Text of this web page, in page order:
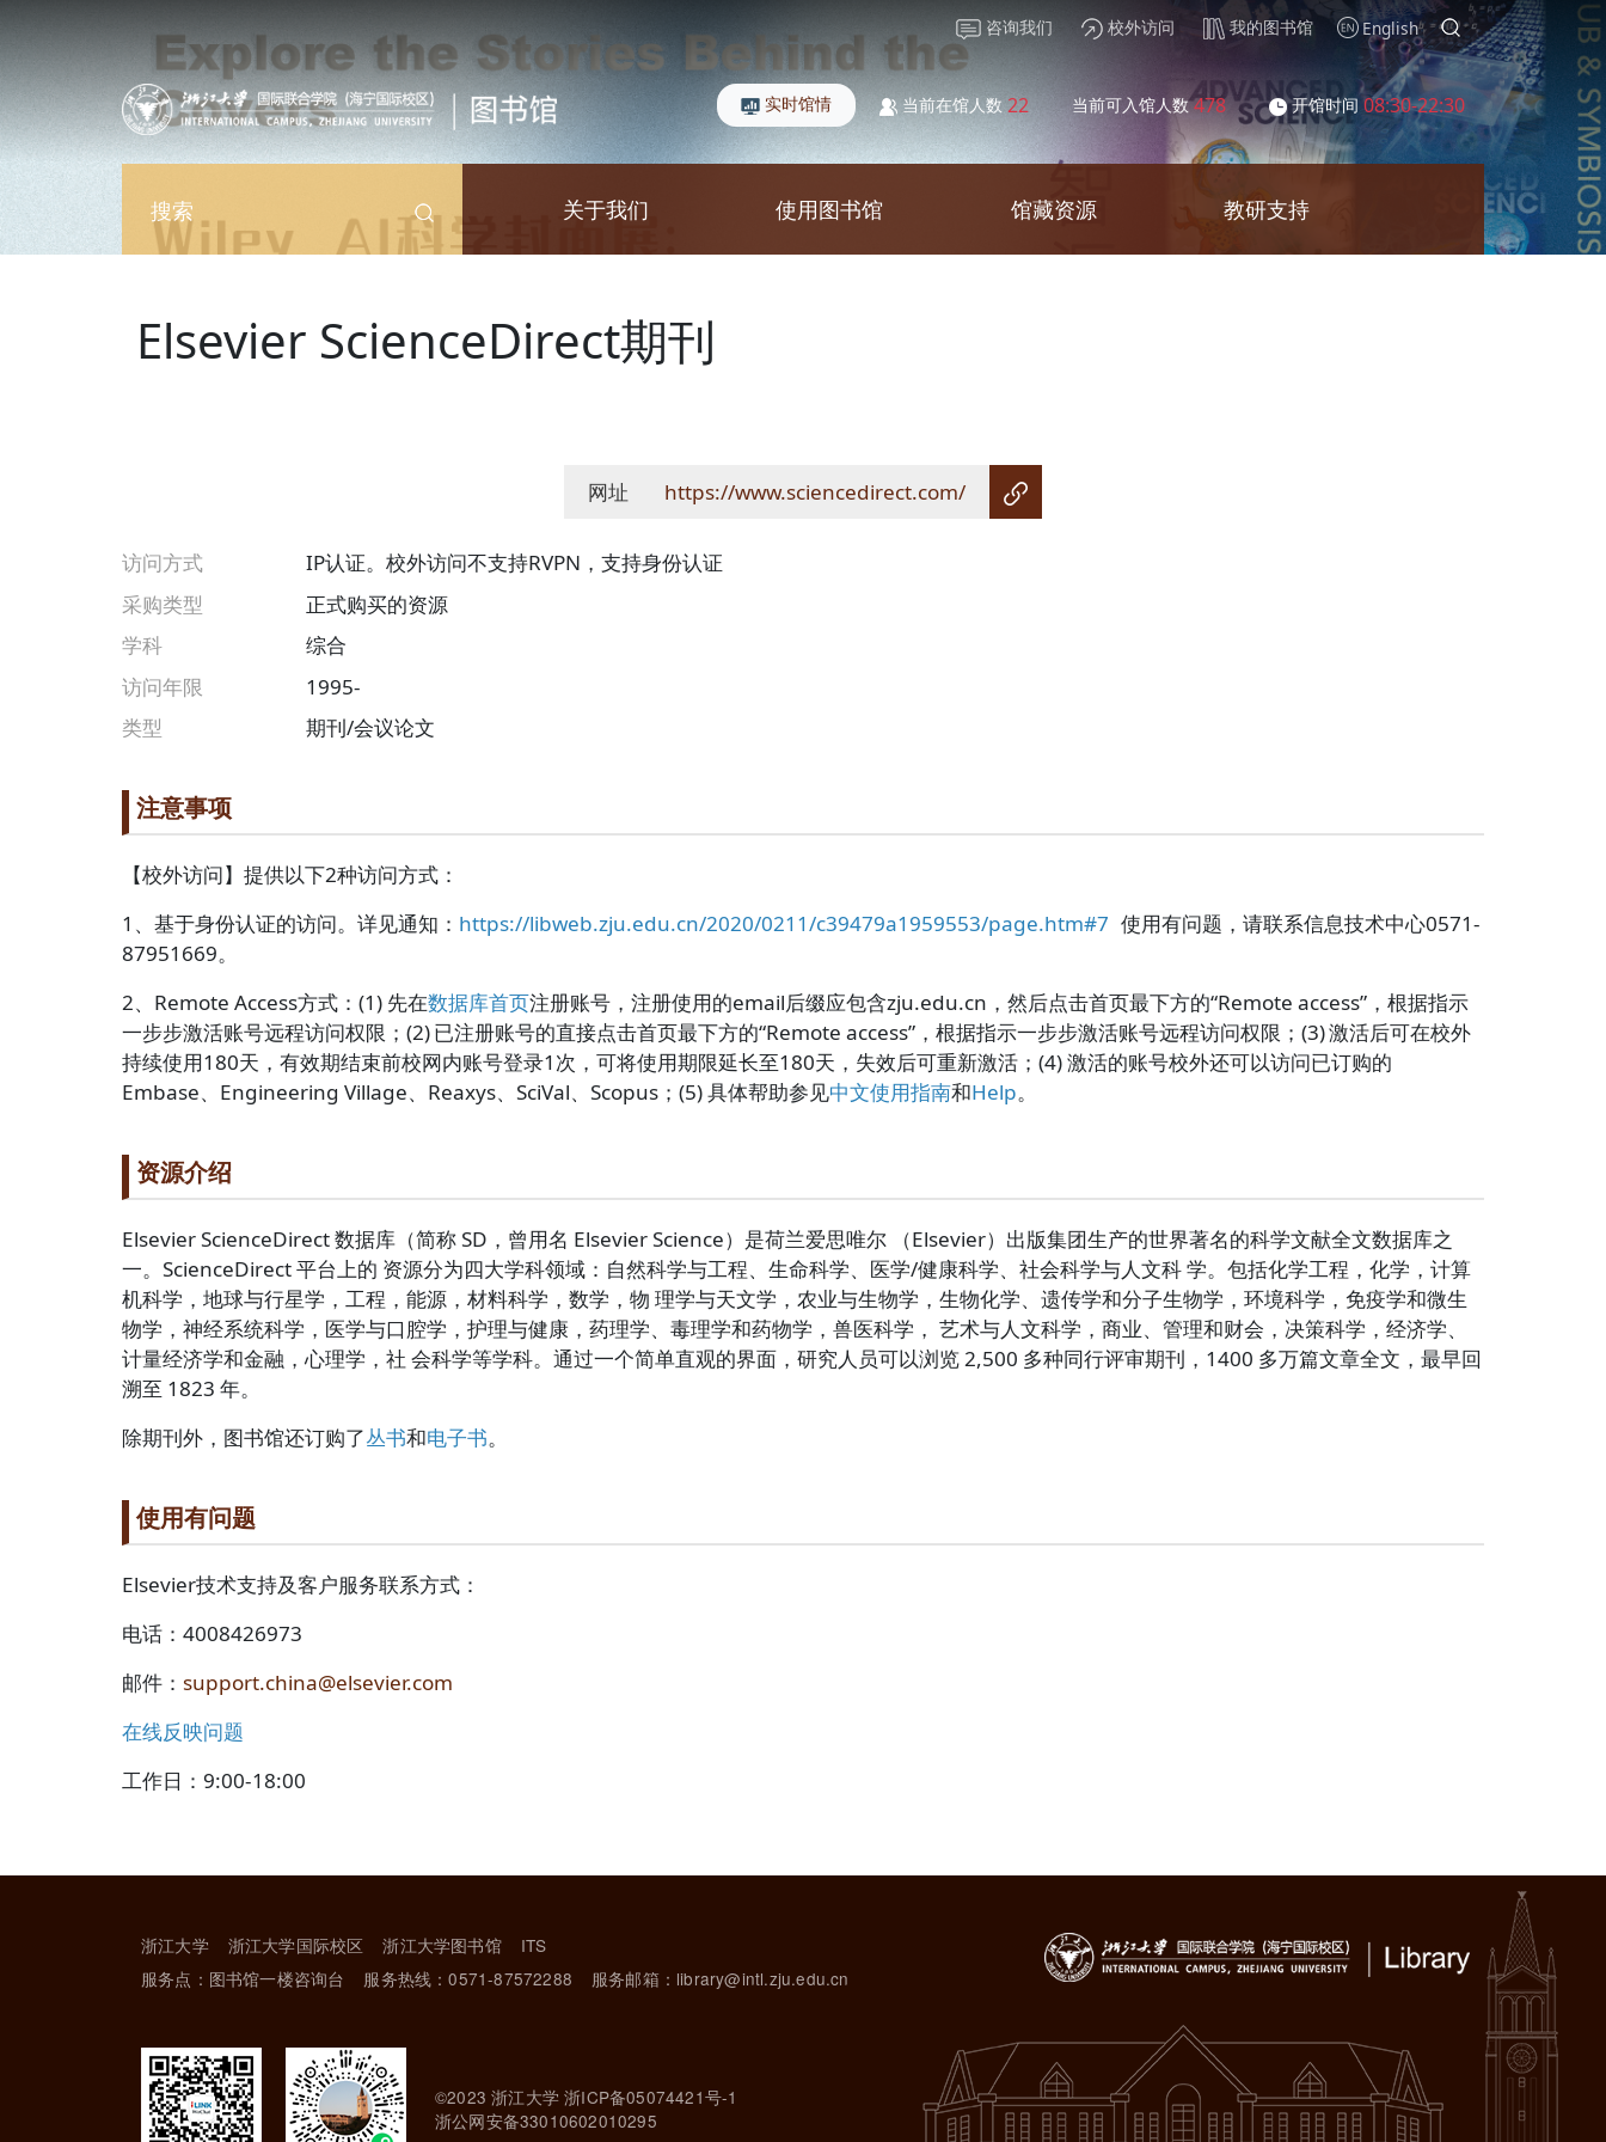
咨询我们 校外访问 我的图书馆 English
实时馆情 当前在馆人数 22 当前可入馆人数 478 开馆时间 08:30-22:30
搜索 关于我们 使用图书馆 馆藏资源 教研支持
Elsevier ScienceDirect期刊
网址 https://www.sciencedirect.com/
访问方式
IP认证。校外访问不支持RVPN，支持身份认证
采购类型
正式购买的资源
学科
综合
访问年限
1995-
类型
期刊/会议论文
Paragraph title
注意事项
Paragraph Body
【校外访问】提供以下2种访问方式：
1、基于身份认证的访问。详见通知： https://libweb.zju.edu.cn/2020/0211/c39479a1959553/page.htm#7 使用有问题，请联系信息技术中心0571-
87951669。
2、Remote Access方式：(1) 先在数据库首页注册账号，注册使用的email后缀应包含zju.edu.cn，然后点击首页最下方的“Remote access”，根据指示
一步步激活账号远程访问权限；(2) 已注册账号的直接点击首页最下方的“Remote access”，根据指示一步步激活账号远程访问权限；(3) 激活后可在校外
持续使用180天，有效期结束前校网内账号登录1次，可将使用期限延长至180天，失效后可重新激活；(4) 激活的账号校外还可以访问已订购的
Embase、Engineering Village、Reaxys、SciVal、Scopus；(5) 具体帮助参见中文使用指南和Help。
Paragraph title
资源介绍
Paragraph Body
Elsevier ScienceDirect 数据库（简称 SD，曾用名 Elsevier Science）是荷兰爱思唯尔 （Elsevier）出版集团生产的世界著名的科学文献全文数据库之
一。ScienceDirect 平台上的 资源分为四大学科领域：自然科学与工程、生命科学、医学/健康科学、社会科学与人文科 学。包括化学工程，化学，计算
机科学，地球与行星学，工程，能源，材料科学，数学，物 理学与天文学，农业与生物学，生物化学、遗传学和分子生物学，环境科学，免疫学和微生
物学，神经系统科学，医学与口腔学，护理与健康，药理学、毒理学和药物学，兽医科学， 艺术与人文科学，商业、管理和财会，决策科学，经济学、
计量经济学和金融，心理学，社 会科学等学科。通过一个简单直观的界面，研究人员可以浏览 2,500 多种同行评审期刊，1400 多万篇文章全文，最早回
溯至 1823 年。
除期刊外，图书馆还订购了丛书和电子书。
Paragraph title
使用有问题
Paragraph Body
Elsevier技术支持及客户服务联系方式：
电话：4008426973
邮件： support.china@elsevier.com
在线反映问题
工作日：9:00-18:00
浙江大学 浙江大学国际校区 浙江大学图书馆
ITS
服务点：图书馆一楼咨询台
服务热线：0571-87572288 服务邮箱：library@intl.zju.edu.cn
©2023 浙江大学 浙ICP备05074421号-1
浙公网安备33010602010295